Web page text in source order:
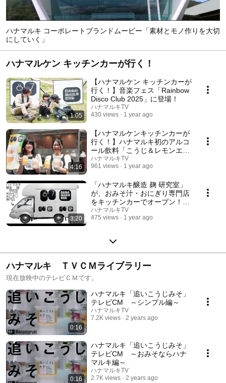
ハナマルキ コーポレートブランドムービー「素材とモノ作りを大切
にしていく」
ハナマルケン キッチンカーが行く！
1:05
【ハナマルケン キッチンカーが
行く！】音楽フェス「Rainbow
Disco Club 2025」に登場！
ハナマルキTV
430 views
1 year ago
4:16
【ハナマルケンキッチンカーが
行く！】ハナマルキ初のアルコ
ール飲料「こうじ＆レモンエー
ル」＆「こうじジェラート」新
発売！
ハナマルキTV
961 views
1 year ago
3:20
「ハナマルキ醸造 麹 研究室」
が、おみそ汁・おにぎり専門店
をキッチンカーでオープン！＜
グランドオープン記者発表会＠
代官山蔦屋書店＞
ハナマルキTV
475 views
1 year ago
ハナマルキ ＴＶＣＭライブラリー
現在放映中のテレビＣＭです。
0:16
ハナマルキ「追いこうじみそ」
テレビCM ～シンプル編～
ハナマルキTV
7.2K views
2 years ago
0:16
ハナマルキ「追いこうじみそ」
テレビCM ～おみそならハナ
マルキ編～
ハナマルキTV
2.7K views
2 years ago